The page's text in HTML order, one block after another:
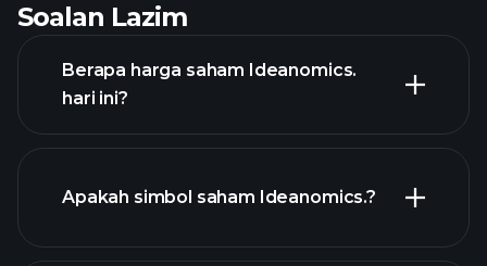
Soalan Lazim
Berapa harga saham Ideanomics.
hari ini?
grafik lanjutan
Apakah simbol saham Ideanomics.?